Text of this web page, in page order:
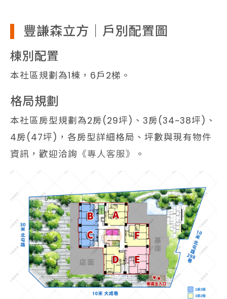
豐謙森立方｜戶別配置圖
棟別配置
本社區規劃為1棟，6戶2梯。
格局規劃
本社區房型規劃為2房(29坪)、3房(34~38坪)、
4房(47坪)，各房型詳細格局、坪數與現有物件
資訊，歡迎洽詢 《專人客服》 。